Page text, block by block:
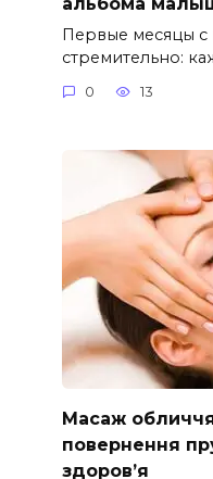
Первые месяцы
стремительно:
0 13
Масаж
повернення
здоров’я